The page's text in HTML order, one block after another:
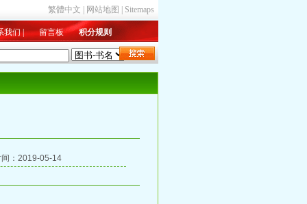
繁體中文 网站地图 Sitemaps
我们 | 留言板 积分规则
库| 总收藏| 字数排行
：2019-05-14